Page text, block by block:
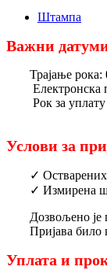
Штампа
Важни
Трајање рока:
Електронска
Рок за уплату
Услови за
✓
✓ Измирена
Дозвољено је
Пријава било
Уплата и